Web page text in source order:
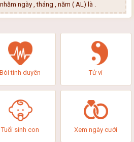
ngày , tháng , năm ( AL) là .
Bói tình duyên Tử vi
Tuổi sinh con Xem ngày cưới